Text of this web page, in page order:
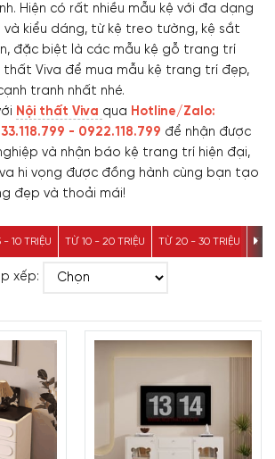
Hiện có rất nhiều mẫu kệ với đa dạng
và kiểu dáng, từ kệ treo tường, kệ sắt
đặc biệt là các mẫu kệ gỗ trang trí
thất Viva để mua mẫu kệ trang trí đẹp,
tranh nhất nhé.
Nội thất Viva qua Hotline/Zalo:
- 0922.118.799 để nhận được
và nhận báo kệ trang trí hiện đại,
hi vọng được đồng hành cùng bạn tạo
đẹp và thoải mái!
- 10 TRIỆU TỪ 10 - 20 TRIỆU TỪ 20 - 30 TRIỆU TỪ
xếp: